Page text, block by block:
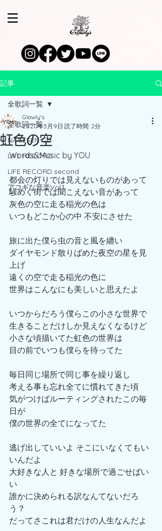
記事
全歌詞一覧
NAGESEN CD
LIFE RECORD
LIFE RECORD second
アコギな音楽Vol.1
全歌詞一覧
虹色の空
Glowly's
2020年5月9日 読了時間: 2分
Words&Music by YOU
都会の灯りでは見えないものがあって
騒めく街では聞こえない音があって
灰色の空に走る稲光の色は
いつもどこか心の中 不安にさせた
旅に出た僕ら虫の音と風を纏い
ダイヤモンド散りばめた夜空の星を見
上げ
遠くの空で走る稲光の色に
世界はこんなにも美しいと思えたよ
いつからだろう僕らこの小さな世界で
生きることだけしか見えなくなるけど
小さな頃描いてた虹色の世界は
目の前でいつも僕らを待ってた
毎日同じ場所で同じ事を繰り返し
考える事も忘れ全てに慣れてきた頃
気がつけばルーティングされたこの毎
日が
僕の世界の全てになってた
逃げ出していいよ そこにいなくてもい
いんだよ
大好きな人と 好きな場所で過ごせばい
い
誰かに決められる訳なんてないだろ
う？
だってさこれは君だけの人生なんだよ